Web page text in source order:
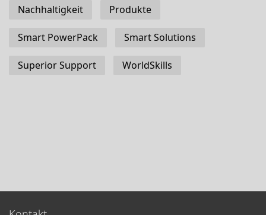
Nachhaltigkeit Produkte
Smart PowerPack Smart Solutions
Superior Support WorldSkills